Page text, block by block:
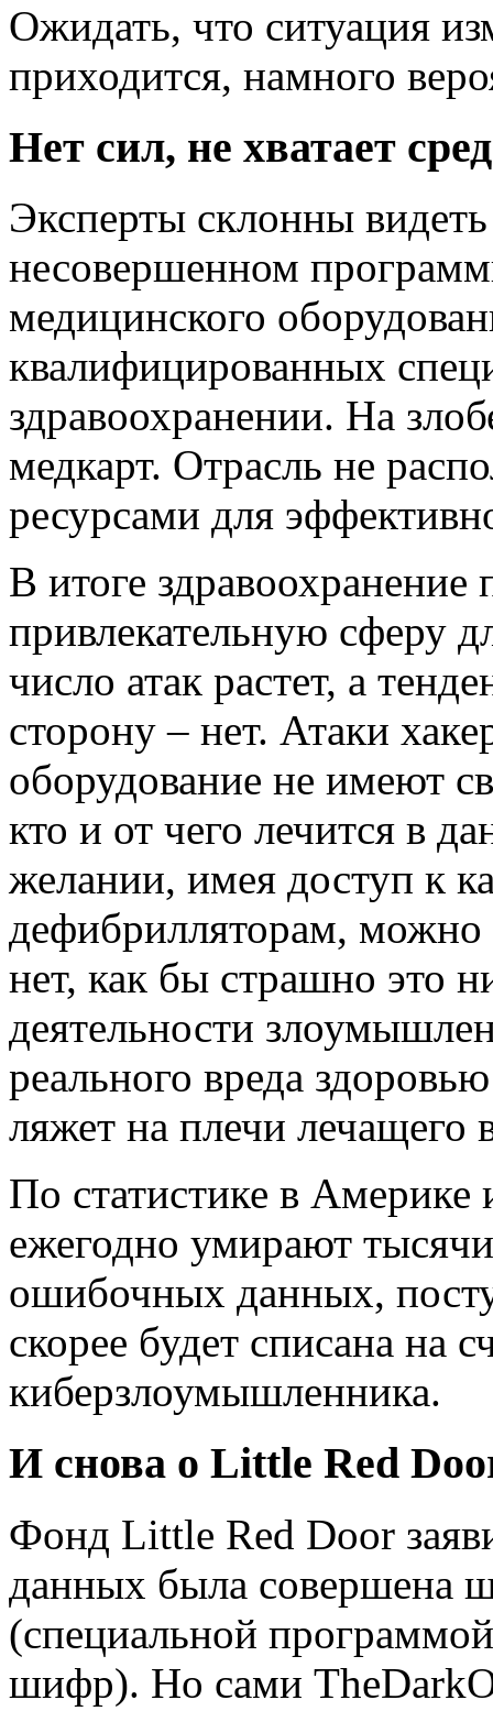
Ожидать, что ситуация
приходится, намного
Нет сил, не хватает
Эксперты склонны
несовершенном
медицинского
квалифицированных
здравоохранении. На
медкарт. Отрасль не
ресурсами для
В итоге
привлекательную сферу
число атак растет, а
сторону – нет. Атаки
оборудование не имеют
кто и от чего лечится в
желании, имея доступ к
дефибрилляторам,
нет, как бы страшно это
деятельности
реального вреда
ляжет на плечи лечащего
По статистике в
ежегодно умирают
ошибочных данных,
скорее будет списана на
киберзлоумышленника.
И снова о Little Red
Фонд Little Red Door
данных была совершена
(специальной
шифр). Но сами